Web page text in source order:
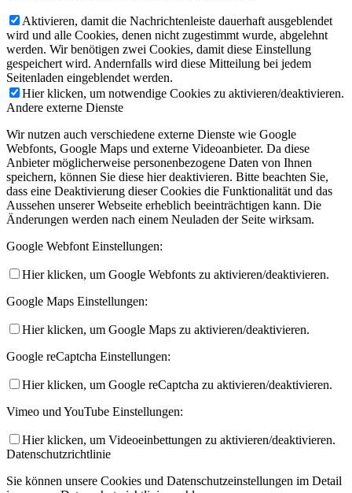
Aktivieren, damit die Nachrichtenleiste dauerhaft ausgeblendet
wird und alle Cookies, denen nicht zugestimmt wurde, abgelehnt
werden. Wir benötigen zwei Cookies, damit diese Einstellung
gespeichert wird. Andernfalls wird diese Mitteilung bei jedem
Seitenladen eingeblendet werden.
Hier klicken, um notwendige Cookies zu aktivieren/deaktivieren.
Andere externe Dienste
Wir nutzen auch verschiedene externe Dienste wie Google
Webfonts, Google Maps und externe Videoanbieter. Da diese
Anbieter möglicherweise personenbezogene Daten von Ihnen
speichern, können Sie diese hier deaktivieren. Bitte beachten Sie,
dass eine Deaktivierung dieser Cookies die Funktionalität und das
Aussehen unserer Webseite erheblich beeinträchtigen kann. Die
Änderungen werden nach einem Neuladen der Seite wirksam.
Google Webfont Einstellungen:
Hier klicken, um Google Webfonts zu aktivieren/deaktivieren.
Google Maps Einstellungen:
Hier klicken, um Google Maps zu aktivieren/deaktivieren.
Google reCaptcha Einstellungen:
Hier klicken, um Google reCaptcha zu aktivieren/deaktivieren.
Vimeo und YouTube Einstellungen:
Hier klicken, um Videoeinbettungen zu aktivieren/deaktivieren.
Datenschutzrichtlinie
Sie können unsere Cookies und Datenschutzeinstellungen im Detail